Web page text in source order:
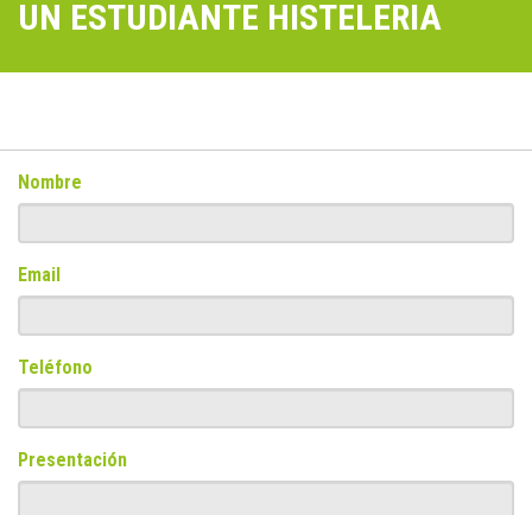
UN ESTUDIANTE HISTELERIA
Nombre
Email
Teléfono
Presentación